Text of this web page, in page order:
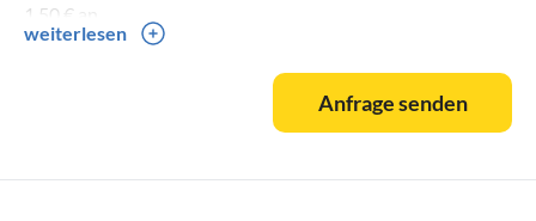
1,50 € an.
weiterlesen
Anfrage senden